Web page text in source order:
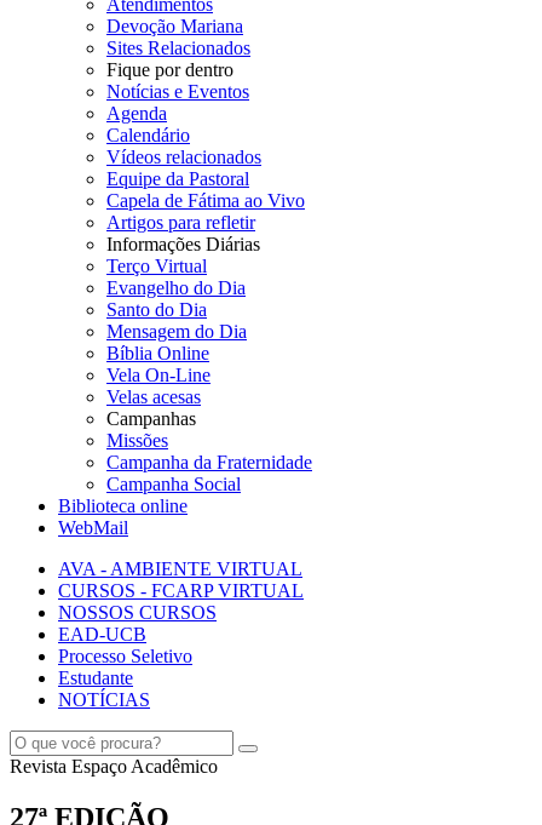
Atendimentos
Devoção Mariana
Sites Relacionados
Fique por dentro
Notícias e Eventos
Agenda
Calendário
Vídeos relacionados
Equipe da Pastoral
Capela de Fátima ao Vivo
Artigos para refletir
Informações Diárias
Terço Virtual
Evangelho do Dia
Santo do Dia
Mensagem do Dia
Bíblia Online
Vela On-Line
Velas acesas
Campanhas
Missões
Campanha da Fraternidade
Campanha Social
Biblioteca online
WebMail
AVA - AMBIENTE VIRTUAL
CURSOS - FCARP VIRTUAL
NOSSOS CURSOS
EAD-UCB
Processo Seletivo
Estudante
NOTÍCIAS
Revista Espaço Acadêmico
27ª EDIÇÃO